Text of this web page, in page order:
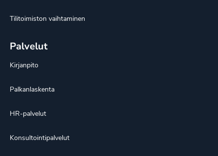
Tilitoimiston vaihtaminen
Palvelut
Kirjanpito
Palkanlaskenta
HR-palvelut
Konsultointipalvelut